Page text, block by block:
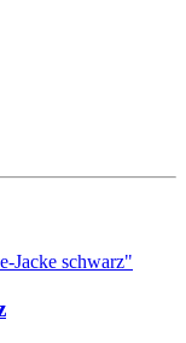
Jacke schwarz"